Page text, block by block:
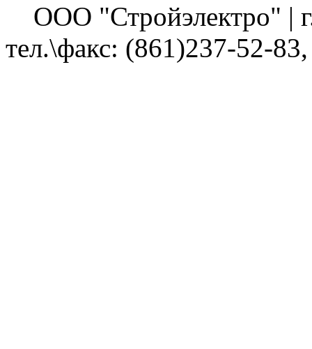
ООО "Стройэлектро" |
тел.\факс: (861)237-52-